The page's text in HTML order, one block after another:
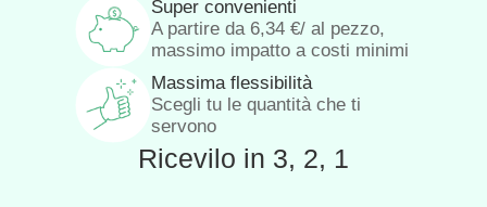
Super convenienti
A partire da 6,34 €/ al pezzo,
massimo impatto a costi minimi
Massima flessibilità
Scegli tu le quantità che ti
servono
Ricevilo in 3, 2, 1